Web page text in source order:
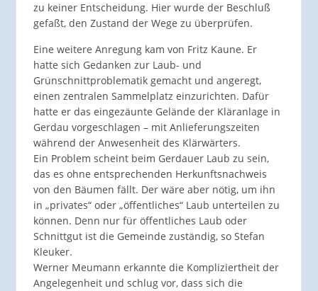
zu keiner Entscheidung. Hier wurde der Beschluß
gefaßt, den Zustand der Wege zu überprüfen.
Eine weitere Anregung kam von Fritz Kaune. Er
hatte sich Gedanken zur Laub- und
Grünschnittproblematik gemacht und angeregt,
einen zentralen Sammelplatz einzurichten. Dafür
hatte er das eingezäunte Gelände der Kläranlage in
Gerdau vorgeschlagen – mit Anlieferungszeiten
während der Anwesenheit des Klärwärters.
Ein Problem scheint beim Gerdauer Laub zu sein,
das es ohne entsprechenden Herkunftsnachweis
von den Bäumen fällt. Der wäre aber nötig, um ihn
in „privates“ oder „öffentliches“ Laub unterteilen zu
können. Denn nur für öffentliches Laub oder
Schnittgut ist die Gemeinde zuständig, so Stefan
Kleuker.
Werner Meumann erkannte die Kompliziertheit der
Angelegenheit und schlug vor, dass sich die